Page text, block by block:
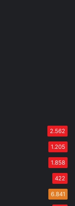
2.562
1.205
1.858
422
6.841